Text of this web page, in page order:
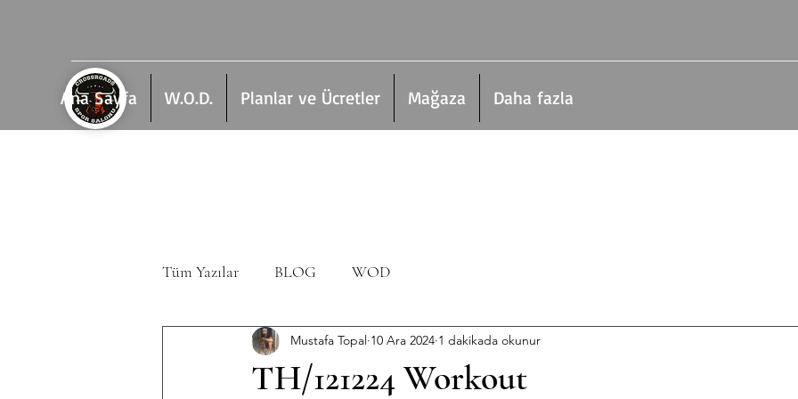
Ana Sayfa W.O.D. Planlar ve Ücretler Mağaza Daha fazla
Tüm Yazılar BLOG WOD
TH/121224 Workout
Mustafa Topal 10 Ara 2024 1 dakikada okunur